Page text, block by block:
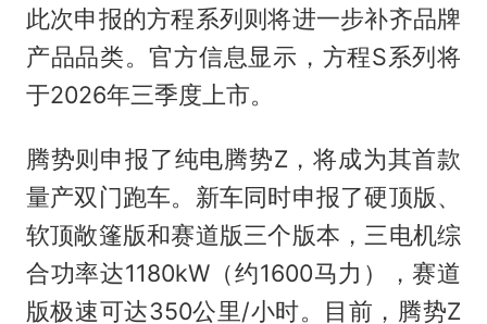
此次申报的方程系列则将进一步补齐品牌
产品品类。官方信息显示，方程S系列将
于2026年三季度上市。
腾势则申报了纯电腾势Z，将成为其首款
量产双门跑车。新车同时申报了硬顶版、
软顶敞篷版和赛道版三个版本，三电机综
合功率达1180kW（约1600马力），赛道
版极速可达350公里/小时。目前，腾势Z